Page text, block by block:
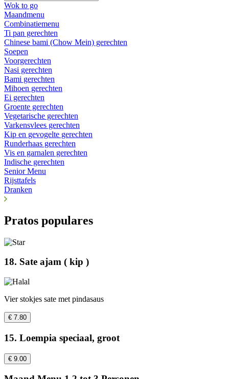
Wok to go
Maandmenu
Combinatiemenu
Ti pan gerechten
Chinese bami (Chow Mein) gerechten
Soepen
Voorgerechten
Nasi gerechten
Bami gerechten
Mihoen gerechten
Ei gerechten
Groente gerechten
Vegetarische gerechten
Varkensvlees gerechten
Kip en gevogelte gerechten
Runderhaas gerechten
Vis en garnalen gerechten
Indische gerechten
Senior Menu
Rijsttafels
Dranken
Pratos populares
18. Sate ajam ( kip )
Vier stokjes sate met pindasaus
€ 7.80
15. Loempia speciaal, groot
€ 9.00